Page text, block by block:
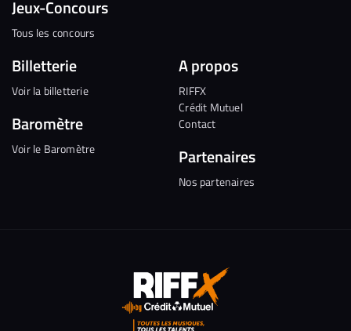
Jeux-Concours
Tous les concours
Billetterie
Voir la billetterie
Baromètre
Voir le Baromètre
A propos
RIFFX
Crédit Mutuel
Contact
Partenaires
Nos partenaires